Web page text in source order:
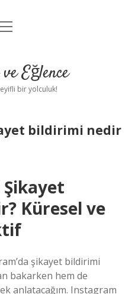
UyarıEğlence
bir yolculuk!
bildirimi nedir
Küresel ve
şikayet bildirimi
bakarken hem de
anlatacağım. Instagram